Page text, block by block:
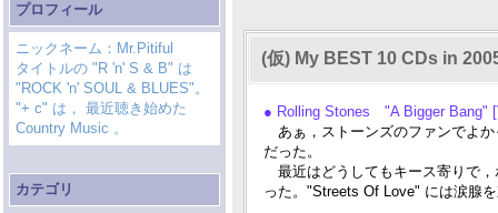
プロフィール
ニックネーム：Mr.Pitiful
タイトルの "R 'n' S & B" は
"ROCK 'n' SOUL & BLUES"。
"+ c" は， 最近聴き始めた
Country Music 。
カテゴリ
(仮) My BEST 10 CDs in
● Rolling Stones "A Bigger Bang"
あぁ，ストーンズのファンでよか
だった。
最近はどうしてもキース寄りで，
った。"Streets Of Love" には涙腺